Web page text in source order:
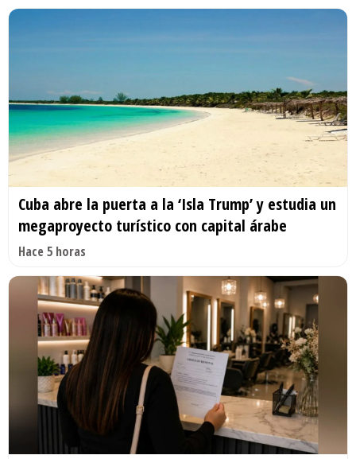
Cuba abre la puerta a la ‘Isla Trump’ y estudia un
megaproyecto turístico con capital árabe
Hace 5 horas